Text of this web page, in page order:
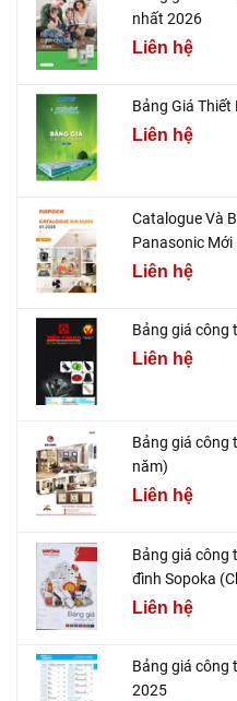
nhất 2026
Liên hệ
Bảng Giá
Liên hệ
Catalogue Và
Panasonic
Liên hệ
Bảng giá công
Liên hệ
Bảng giá công
năm)
Liên hệ
Bảng giá công
đình Sopoka
Liên hệ
Bảng giá công
2025